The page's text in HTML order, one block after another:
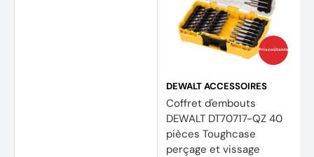
Prix coûtants
DEWALT ACCESSOIRES
Coffret d'embouts
DEWALT DT70717-QZ 40
pièces Toughcase
perçage et vissage